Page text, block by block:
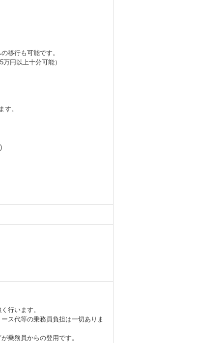
移行も可能です。
円以上十分可能）
す。
行います。
ス代等の乗務員負担は一切ありま
乗務員からの登用です。